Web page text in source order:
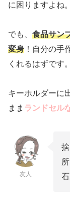
に困りますよね。
でも、 食品サン
変身 ！自分の手
くれるはずです。
キーホルダーに
まま ランドセル
友人